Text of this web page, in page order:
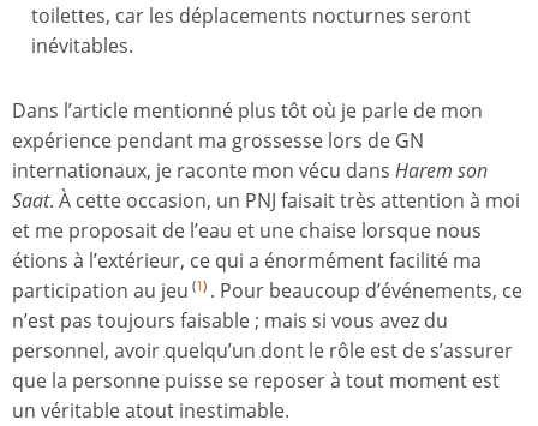
toilettes, car les déplacements nocturnes seront
inévitables.
Dans l’article mentionné plus tôt où je parle de mon
expérience pendant ma grossesse lors de GN
internationaux, je raconte mon vécu dans Harem son
Saat. À cette occasion, un PNJ faisait très attention à moi
et me proposait de l’eau et une chaise lorsque nous
étions à l’extérieur, ce qui a énormément facilité ma
participation au jeu (1) . Pour beaucoup d’événements, ce
n’est pas toujours faisable ; mais si vous avez du
personnel, avoir quelqu’un dont le rôle est de s’assurer
que la personne puisse se reposer à tout moment est
un véritable atout inestimable.